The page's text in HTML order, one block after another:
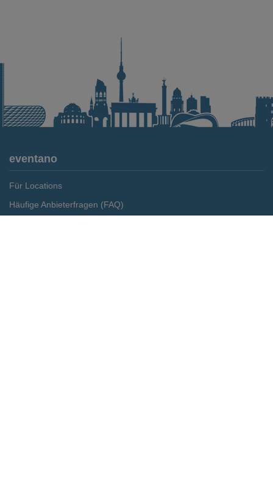
eventano
Für Locations
Häufige Anbieterfragen (FAQ)